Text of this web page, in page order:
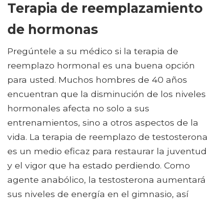
Terapia de reemplazamiento
de hormonas
Pregúntele a su médico si la terapia de
reemplazo hormonal es una buena opción
para usted. Muchos hombres de 40 años
encuentran que la disminución de los niveles
hormonales afecta no solo a sus
entrenamientos, sino a otros aspectos de la
vida. La terapia de reemplazo de testosterona
es un medio eficaz para restaurar la juventud
y el vigor que ha estado perdiendo. Como
agente anabólico, la testosterona aumentará
sus niveles de energía en el gimnasio, así